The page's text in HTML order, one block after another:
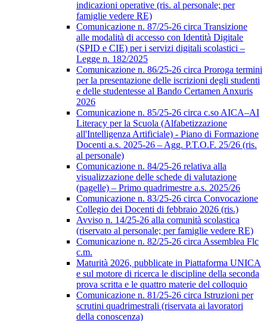
indicazioni operative (ris. al personale; per
famiglie vedere RE)
Comunicazione n. 87/25-26 circa Transizione
alle modalità di accesso con Identità Digitale
(SPID e CIE) per i servizi digitali scolastici –
Legge n. 182/2025
Comunicazione n. 86/25-26 circa Proroga termini
per la presentazione delle iscrizioni degli studenti
e delle studentesse al Bando Certamen Anxuris
2026
Comunicazione n. 85/25-26 circa c.so AICA–AI
Literacy per la Scuola (Alfabetizzazione
all'Intelligenza Artificiale) - Piano di Formazione
Docenti a.s. 2025-26 – Agg. P.T.O.F. 25/26 (ris.
al personale)
Comunicazione n. 84/25-26 relativa alla
visualizzazione delle schede di valutazione
(pagelle) – Primo quadrimestre a.s. 2025/26
Comunicazione n. 83/25-26 circa Convocazione
Collegio dei Docenti di febbraio 2026 (ris.)
Avviso n. 14/25-26 alla comunità scolastica
(riservato al personale; per famiglie vedere RE)
Comunicazione n. 82/25-26 circa Assemblea Flc
c.m.
Maturità 2026, pubblicate in Piattaforma UNICA
e sul motore di ricerca le discipline della seconda
prova scritta e le quattro materie del colloquio
Comunicazione n. 81/25-26 circa Istruzioni per
scrutini quadrimestrali (riservata ai lavoratori
della conoscenza)